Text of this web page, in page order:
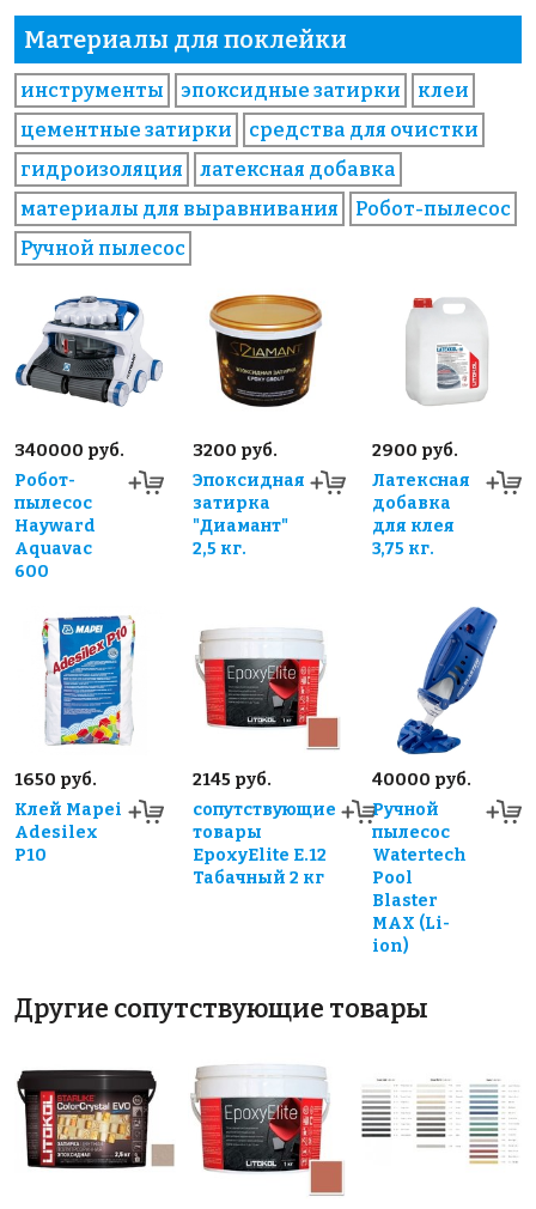
Материалы для поклейки
инструменты эпоксидные затирки
клеи
цементные затирки
средства для очистки
гидроизоляция
латексная добавка
материалы для выравнивания
Робот-пылесос
Ручной пылесос
340000 руб.
Робот-
пылесос
Hayward
Aquavac
600
3200 руб.
Эпоксидная
затирка
"Диамант"
2,5 кг.
2900 руб.
Латексная
добавка
для клея
3,75 кг.
1650 руб.
Клей Mapei
Adesilex
P10
2145 руб.
сопутствующие
товары
EpoxyElite E.12
Табачный 2 кг
40000 руб.
Ручной
пылесос
Watertech
Pool
Blaster
MAX (Li-
ion)
Другие сопутствующие товары